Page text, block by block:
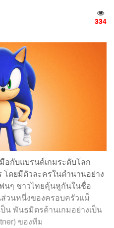
334
อกับแบรนด์เกมระดับโลก
โดยมีตัวละครในตำนานอย่าง
นๆ ชาวไทยคุ้นหูกันในชื่อ
วนหนึ่งของครอบครัวแม็
น พันธมิตรด้านเกมอย่างเป็น
ของทีม